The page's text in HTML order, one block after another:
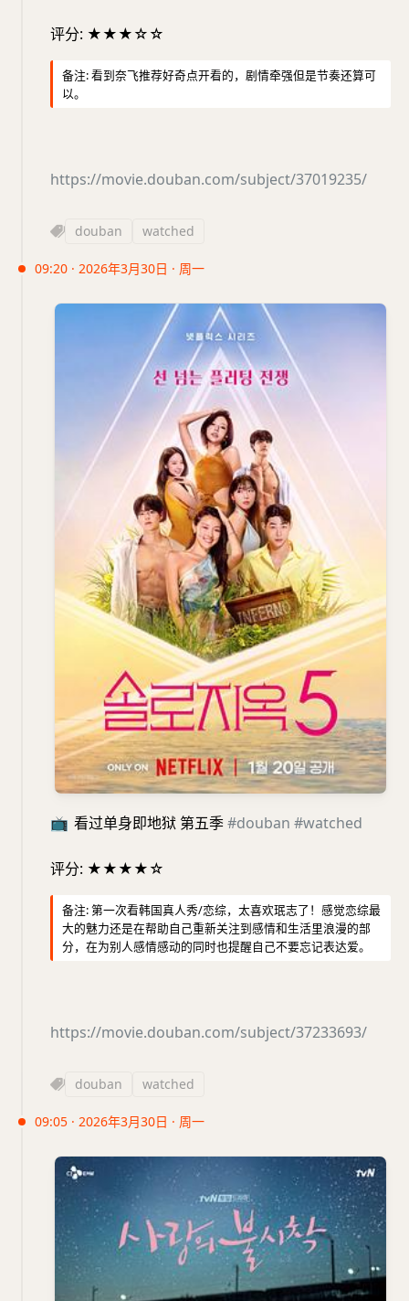
评分: ★★★☆☆
备注: 看到奈飞推荐好奇点开看的，剧情牵强但是节奏还算可
以。
https://movie.douban.com/subject/37019235/
douban watched
09:20 · 2026年3月30日 · 周一
📺 看过单身即地狱 第五季#douban #watched
评分: ★★★★☆
备注: 第一次看韩国真人秀/恋综，太喜欢珉志了！感觉恋综最
大的魅力还是在帮助自己重新关注到感情和生活里浪漫的部
分，在为别人感情感动的同时也提醒自己不要忘记表达爱。
https://movie.douban.com/subject/37233693/
douban watched
09:05 · 2026年3月30日 · 周一